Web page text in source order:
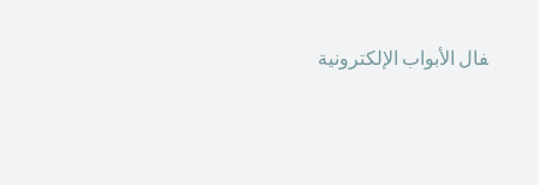
فال الأبواب الإلكترونية